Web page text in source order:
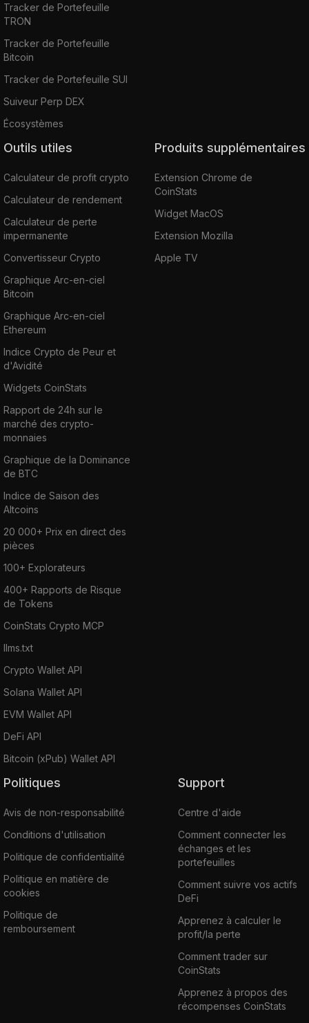
Tracker de Portefeuille
TRON
Tracker de Portefeuille
Bitcoin
Tracker de Portefeuille SUI
Suiveur Perp DEX
Écosystèmes
Outils utiles
Calculateur de profit crypto
Calculateur de rendement
Calculateur de perte
impermanente
Convertisseur Crypto
Graphique Arc-en-ciel
Bitcoin
Graphique Arc-en-ciel
Ethereum
Indice Crypto de Peur et
d'Avidité
Widgets CoinStats
Rapport de 24h sur le
marché des crypto-
monnaies
Graphique de la Dominance
de BTC
Indice de Saison des
Altcoins
20 000+ Prix en direct des
pièces
100+ Explorateurs
400+ Rapports de Risque
de Tokens
CoinStats Crypto MCP
llms.txt
Crypto Wallet API
Solana Wallet API
EVM Wallet API
DeFi API
Bitcoin (xPub) Wallet API
Produits supplémentaires
Extension Chrome de
CoinStats
Widget MacOS
Extension Mozilla
Apple TV
Politiques
Avis de non-responsabilité
Conditions d'utilisation
Politique de confidentialité
Politique en matière de
cookies
Politique de
remboursement
Support
Centre d'aide
Comment connecter les
échanges et les
portefeuilles
Comment suivre vos actifs
DeFi
Apprenez à calculer le
profit/la perte
Comment trader sur
CoinStats
Apprenez à propos des
récompenses CoinStats